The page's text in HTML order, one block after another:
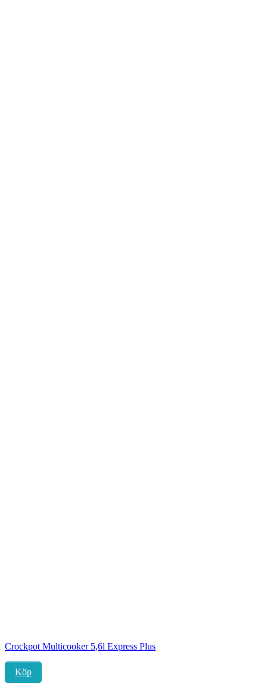
Crockpot Multicooker 5,6l Express Plus
Köp